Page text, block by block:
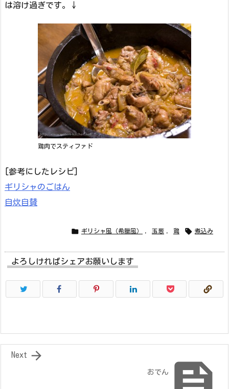
は溶け過ぎです。↓
鶏肉でスティファド
[参考にしたレシピ]
ギリシャのごはん
自炊自賛
 ギリシャ風（希臘風） 玉葱 鶏  煮込み
よろしければシェアお願いします
おでん

Next